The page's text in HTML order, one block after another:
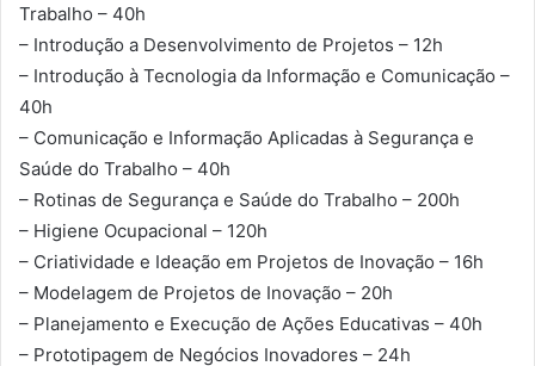
Trabalho – 40h
– Introdução a Desenvolvimento de Projetos – 12h
– Introdução à Tecnologia da Informação e Comunicação –
40h
– Comunicação e Informação Aplicadas à Segurança e
Saúde do Trabalho – 40h
– Rotinas de Segurança e Saúde do Trabalho – 200h
– Higiene Ocupacional – 120h
– Criatividade e Ideação em Projetos de Inovação – 16h
– Modelagem de Projetos de Inovação – 20h
– Planejamento e Execução de Ações Educativas – 40h
– Prototipagem de Negócios Inovadores – 24h